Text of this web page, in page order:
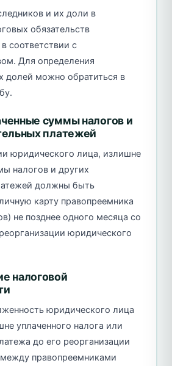
и их доли в
обязательств
соответствии с
Для определения
долей можно обратиться в
суммы налогов и
платежей
юридического лица, излишне
налогов и других
должны быть
карту правопреемника
не позднее одного месяца со
юридического
налоговой
юридического лица
уплаченного налога или
до его реорганизации
правопреемниками